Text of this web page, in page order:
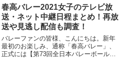
36,283人という規模で行われる大会とい
う事にな...
春高バレー2021女子のテレビ放
送・ネット中継日程まとめ！再放
送や見逃し配信も調査！
バレーファンの皆様、こんにちは。新年
最初のお楽しみ、通称「春高バレー」、
正式には【第73回全日本バレーボール高